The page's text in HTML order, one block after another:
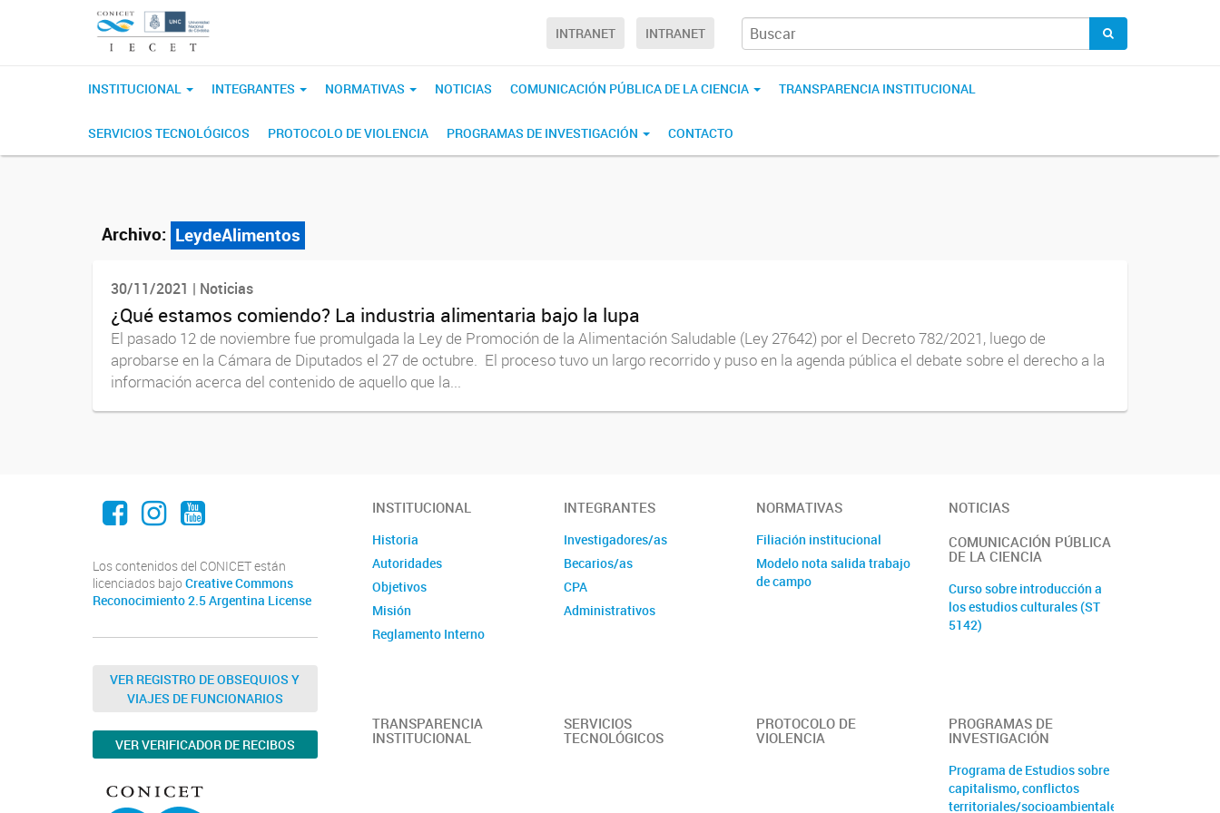
INTRANET INTRANET
INSTITUCIONAL INTEGRANTES NORMATIVAS NOTICIAS COMUNICACIÓN PÚBLICA DE LA CIENCIA TRANSPARENCIA INSTITUCIONAL
SERVICIOS TECNOLÓGICOS PROTOCOLO DE VIOLENCIA PROGRAMAS DE INVESTIGACIÓN CONTACTO
Archivo: LeydeAlimentos
30/11/2021 | Noticias
¿Qué estamos comiendo? La industria alimentaria bajo la lupa
El pasado 12 de noviembre fue promulgada la Ley de Promoción de la Alimentación Saludable (Ley 27642) por el Decreto 782/2021, luego de
aprobarse en la Cámara de Diputados el 27 de octubre. El proceso tuvo un largo recorrido y puso en la agenda pública el debate sobre el derecho a la
información acerca del contenido de aquello que la...
Facebook
Instagram
Youtube
Los contenidos del CONICET están
licenciados bajo Creative Commons
Reconocimiento 2.5 Argentina License
VER REGISTRO DE OBSEQUIOS Y
VIAJES DE FUNCIONARIOS
VER VERIFICADOR DE RECIBOS
INSTITUCIONAL
Historia
Autoridades
Objetivos
Misión
Reglamento Interno
INTEGRANTES
Investigadores/as
Becarios/as
CPA
Administrativos
NORMATIVAS
Filiación institucional
Modelo nota salida trabajo
de campo
NOTICIAS
COMUNICACIÓN PÚBLICA
DE LA CIENCIA
Curso sobre introducción a
los estudios culturales (ST
5142)
TRANSPARENCIA
INSTITUCIONAL
SERVICIOS
TECNOLÓGICOS
PROTOCOLO DE
VIOLENCIA
PROGRAMAS DE
INVESTIGACIÓN
Programa de Estudios sobre
capitalismo, conflictos
territoriales/socioambientales